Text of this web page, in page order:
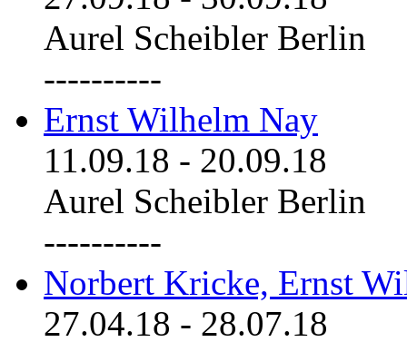
Aurel Scheibler Berlin
----------
Ernst Wilhelm Nay
11.09.18 - 20.09.18
Aurel Scheibler Berlin
----------
Norbert Kricke, Ernst
27.04.18 - 28.07.18